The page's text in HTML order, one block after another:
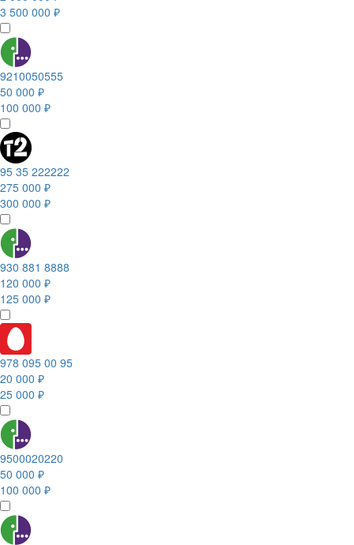
3 500 000 ₽
9210050555
50 000 ₽
100 000 ₽
95 35 222222
275 000 ₽
300 000 ₽
930 881 8888
120 000 ₽
125 000 ₽
978 095 00 95
20 000 ₽
25 000 ₽
9500020220
50 000 ₽
100 000 ₽